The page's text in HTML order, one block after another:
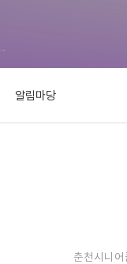
알림마당
춘천시니